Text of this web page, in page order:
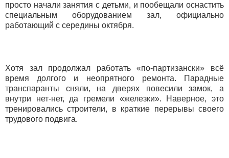
просто начали занятия с детьми, и пообещали оснастить
специальным оборудованием зал, официально
работающий с середины октября.
Хотя зал продолжал работать «по-партизански» всё
время долгого и неопрятного ремонта. Парадные
транспаранты сняли, на дверях повесили замок, а
внутри нет-нет, да гремели «железки». Наверное, это
тренировались строители, в краткие перерывы своего
трудового подвига.